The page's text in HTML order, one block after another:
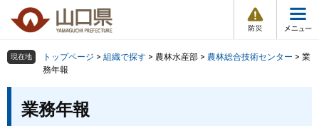
の
頭
ー
飛
情
報
メ
ュ
組織で探す
検索の仕方
現在地 トップページ > 組織で探す > 農林水産部 > 農林総合技術センター > 業
務年報
業務年報